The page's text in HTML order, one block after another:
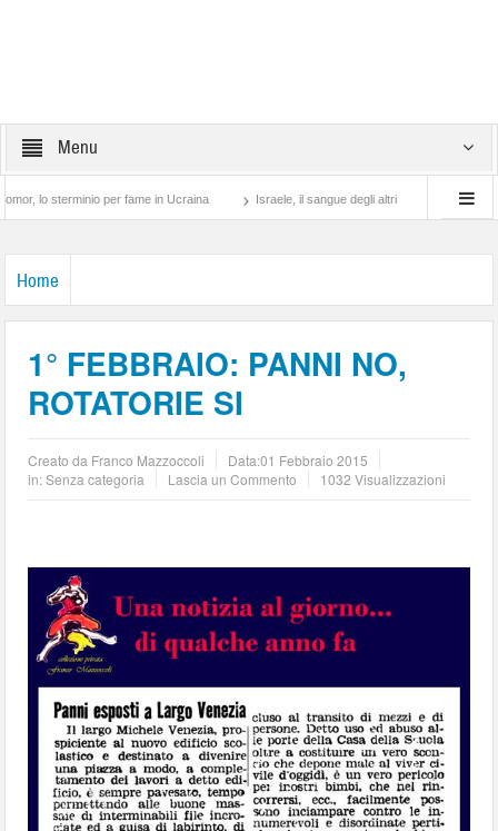
Menu
sterminio per fame in Ucraina Israele, il sangue degli altri Lotta di classe…
Home
1° FEBBRAIO: PANNI NO,
ROTATORIE SI
Creato da Franco Mazzoccoli Data:01 Febbraio 2015
in: Senza categoria
Lascia un Commento 1032 Visualizzazioni